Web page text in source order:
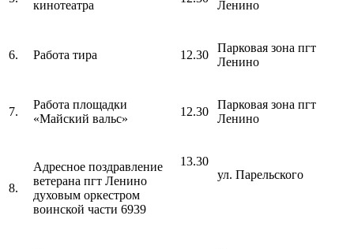
кинотеатра
Ленино
6. Работа тира 12.30
Парковая зона пгт
Ленино
7.
Работа площадки
«Майский вальс»
12.30
Парковая зона пгт
Ленино
8.
Адресное поздравление
ветерана пгт Ленино
духовым оркестром
воинской части 6939
13.30
ул. Парельского